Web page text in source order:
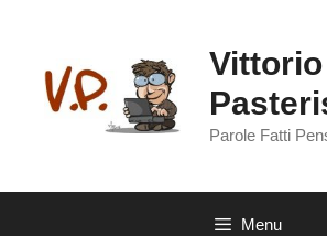
contenuto
Vittorio
Parole Fatti
Menu